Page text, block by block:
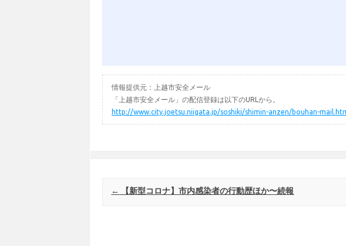
情報提供元：上越市安全メール
「上越市安全メール」の配信登録は以下のURLから。
http://www.city.joetsu.niigata.jp/soshiki/shimin-anzen/bouhan-
Post navigation
← 【新型コロナ】市内感染者の行動歴ほか〜続報